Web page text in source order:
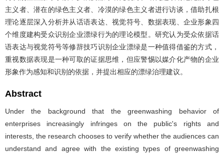
主义者、潜在的绿色主义者、冷漠的绿色主义者进行访谈，借助扎根
理论逐层深入分析并从话语表达、视觉符号、数据表现、企业形象四
个维度建构受众识别企业漂绿行为的理论模型。研究认为受众依据话
语表达与视觉符号等修辞技巧识别企业漂绿是一种值得借鉴的方式，
重视数据表现是一种可取的证据思维，但应警惕以媒介化产物的企业
形象作为感知和识别的依据，并提出相应的漂绿治理建议。
Abstract
Under the background that the greenwashing behavior of
enterprises increasingly infringes on the public's rights and
interests, the research chooses to verify whether the audiences can
understand and agree with the existing types of greenwashing